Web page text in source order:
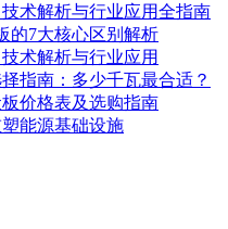
术解析与行业应用全指南
的7大核心区别解析
术解析与行业应用
指南：多少千瓦最合适？
价格表及选购指南
能源基础设施